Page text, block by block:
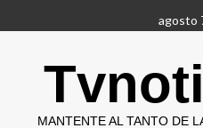
al
agosto
MANTENTE AL TANTO DE